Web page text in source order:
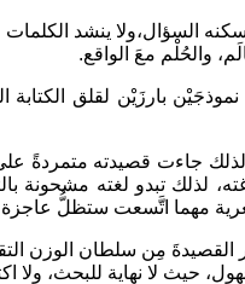
السؤال،ولا ينشد الكلمات
والحُلْم معَ الواقع.
الشاعر البحريني قاسم حداد ( وُلد 1948) والشاعر الفرنسي لويس
جاءت قصيدته متمردةً
تبدو لغته مشحونة
مهما اتَّسعت ستظلُّ عاجزة
مِن سلطان الوزن
حيث لا نهاية للبحث، ولا